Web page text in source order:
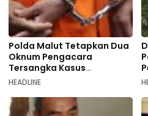
Polda Malut Tetapkan Dua
Oknum Pengacara
Tersangka Kasus
Pemalsuan Dokumen
HEADLINE